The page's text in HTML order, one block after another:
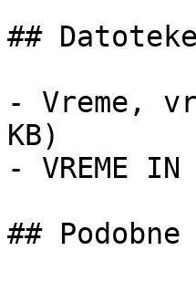
##
- Vreme,
KB)
- VREME
##